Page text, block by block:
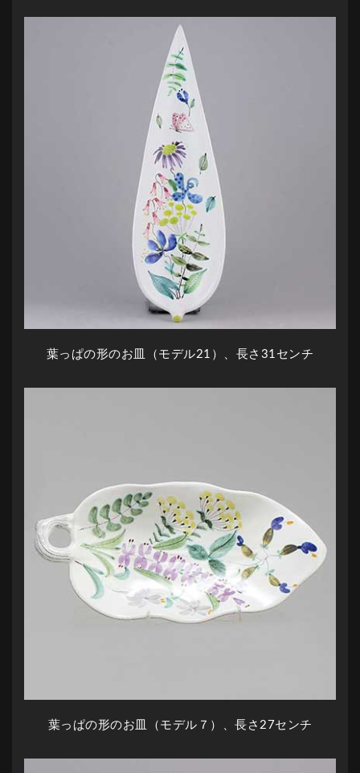
葉っぱの形のお皿（モデル21）、長さ31センチ
葉っぱの形のお皿（モデル７）、長さ27センチ